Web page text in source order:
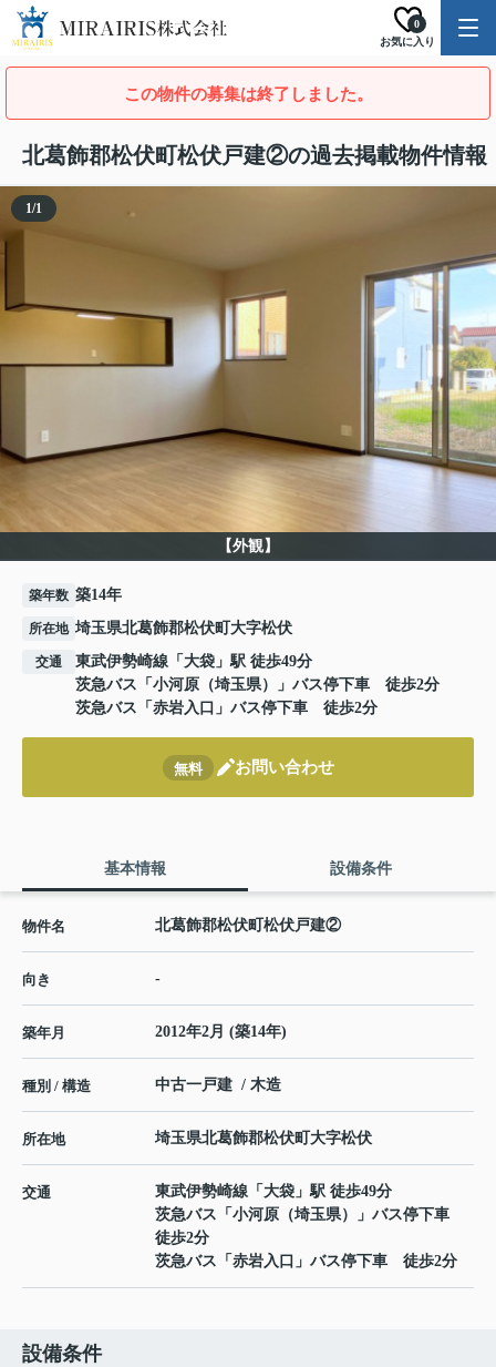
お気に入り
0
この物件の募集は終了しました。
北葛飾郡松伏町松伏戸建②の過去掲載物件情報
【外観】
1/1
築年数 築14年
所在地 埼玉県北葛飾郡松伏町大字松伏
交通 東武伊勢崎線 「 大袋 」駅 徒歩49分
茨急バス「小河原（埼玉県）」バス停下車 徒歩2分
茨急バス「赤岩入口」バス停下車 徒歩2分
無料 お問い合わせ
基本情報 設備条件
物件名 北葛飾郡松伏町松伏戸建②
向き -
築年月 2012年2月 (築14年)
種別 / 構造 中古一戸建 / 木造
所在地 埼玉県北葛飾郡松伏町 大字松伏
交通 東武伊勢崎線 「 大袋 」駅 徒歩49分
茨急バス「小河原（埼玉県）」バス停下車
徒歩2分
茨急バス「赤岩入口」バス停下車 徒歩2分
設備条件